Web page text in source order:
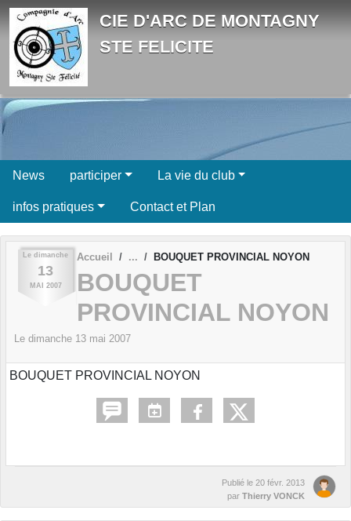
CIE D'ARC DE MONTAGNY
STE FELICITE
News participer La vie du club
infos pratiques Contact et Plan
Le dimanche
13
MAI 2007
Accueil BOUQUET PROVINCIAL NOYON
BOUQUET
PROVINCIAL NOYON
Le dimanche 13 mai 2007
BOUQUET PROVINCIAL NOYON
Publié le 20 févr. 2013
par Thierry VONCK
Panneau de gestion des cookies